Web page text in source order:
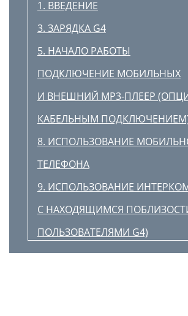
1. ВВЕДЕНИЕ
3. ЗАРЯДКА G4
5. НАЧАЛО РАБОТЫ
ПОДКЛЮЧЕНИЕ МОБИЛЬНЫХ
И ВНЕШНИЙ МР3-ПЛЕЕР
КАБЕЛЬНЫМ
8. ИСПОЛЬЗОВАНИЕ
ТЕЛЕФОНА
9. ИСПОЛЬЗОВАНИЕ
С НАХОДЯЩИМСЯ
ПОЛЬЗОВАТЕЛЯМИ G4)
11. ПОДДЕРЖКА